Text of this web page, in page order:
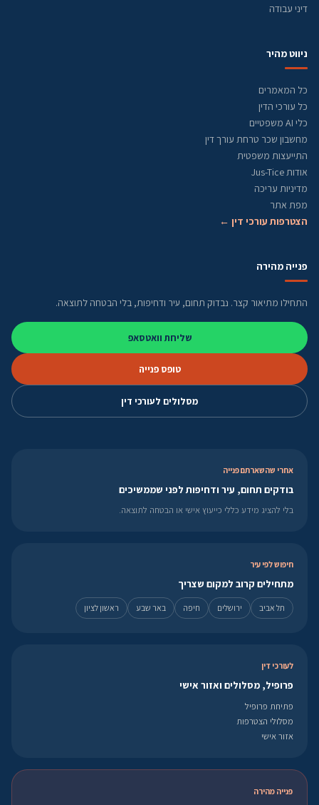
דיני עבודה
ניווט מהיר
כל המאמרים
כל עורכי הדין
כלי AI משפטיים
מחשבון שכר טרחת עורך דין
התייעצות משפטית
אודות Jus-Tice
מדיניות עריכה
מפת אתר
הצטרפות עורכי דין ←
פנייה מהירה
התחילו מתיאור קצר. נבדוק תחום, עיר ודחיפות, בלי הבטחה לתוצאה.
שליחת וואטסאפ
טופס פנייה
מסלולים לעורכי דין
אחרי שהשארתם פנייה
בודקים תחום, עיר ודחיפות לפני שממשיכים
בלי להציג מידע כללי כייעוץ אישי או הבטחה לתוצאה.
חיפוש לפי עיר
מתחילים קרוב למקום שצריך
תל אביב ירושלים חיפה באר שבע ראשון לציון
לעורכי דין
פרופיל, מסלולים ואזור אישי
פתיחת פרופיל
מסלולי הצטרפות
אזור אישי
פנייה מהירה